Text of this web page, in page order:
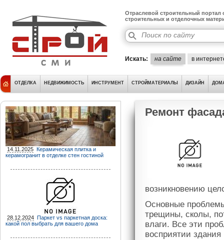
Отраслевой строительный портал
строительных и отделочных
Искать: на сайте в
ОТДЕЛКА НЕДВИЖИМОСТЬ ИНСТРУМЕНТ СТРОЙМАТЕРИАЛЫ ДИЗАЙН
14.11.2025 Керамическая плитка и
керамогранит в отделке стен гостиной
28.12.2024 Паркет vs паркетная доска:
какой пол выбрать для вашего дома
Ремонт
возникновению
Основные
трещины, сколы,
влаги. Все эти
восприятии